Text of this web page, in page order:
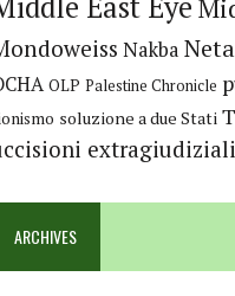
Nakba
OLP Palestine Chronicle
soluzione a due Stati
extragiudiziali
ARCHIVES